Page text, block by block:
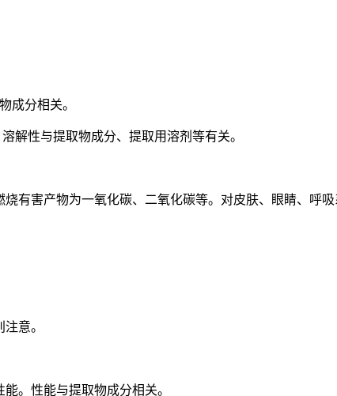
成分相关。
解性与提取物成分、提取用溶剂等有关。
有害产物为一氧化碳、二氧化碳等。对皮肤、眼睛、呼
意。
。性能与提取物成分相关。